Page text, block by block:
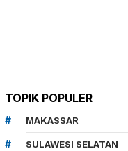
TOPIK POPULER
MAKASSAR
SULAWESI SELATAN